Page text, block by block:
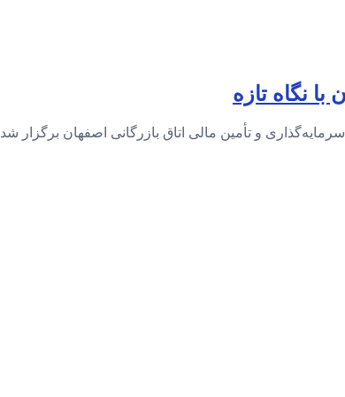
نگاه تازه
و تأمین مالی اتاق بازرگانی اصفهان برگزار شد